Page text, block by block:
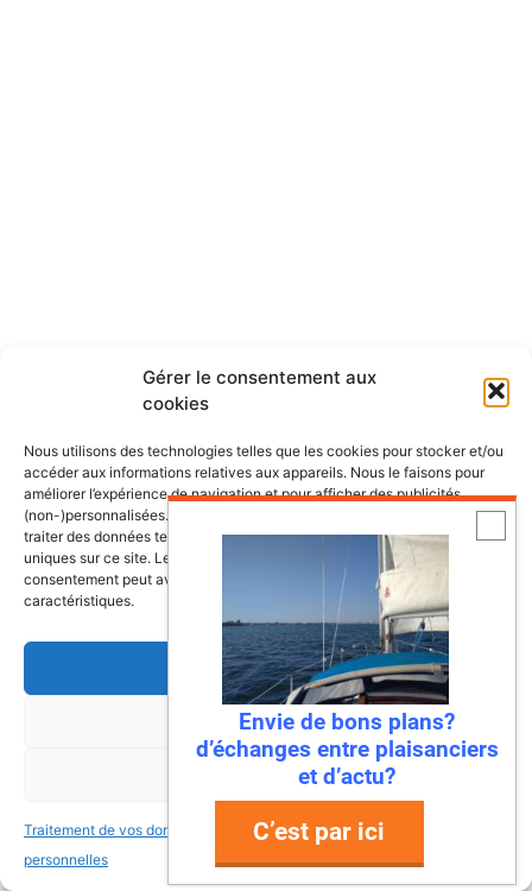
Gérer le consentement aux
cookies
Nous utilisons des technologies telles que les cookies pour stocker et/ou
accéder aux informations relatives aux appareils. Nous le faisons pour
améliorer l’expérience de navigation et pour afficher des publicités
(non-)personnalisées. Consentir à ces technologies nous autorisera à
traiter des données telles que le comportement de navigation ou les ID
uniques sur ce site. Le fait de ne pas consentir ou de retirer son
consentement peut avoir un effet négatif sur certaines fonctonnalités et
caractéristiques.
Accepter
Refuser
Voir les préférences
Traitement de vos données
personnelles
Traitement de vos données
personnelles
Envie de bons plans?
d’échanges entre plaisanciers
et d’actu?
C’est par ici